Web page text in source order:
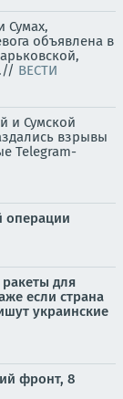
Сумах,
объявлена в
ВЕСТИ
и Сумской
взрывы
Telegram-
операции
для
если страна
украинские
фронт, 8